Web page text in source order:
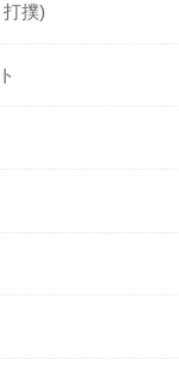
撲)